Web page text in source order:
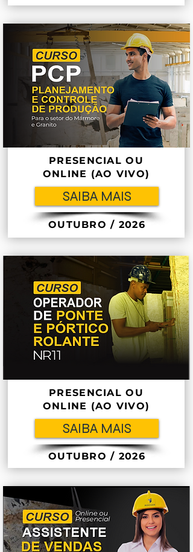
PRESENCIAL OU
ONLINE (AO VIVO)
SAIBA MAIS
OUTUBRO / 2026
PRESENCIAL OU
ONLINE (AO VIVO)
SAIBA MAIS
OUTUBRO / 2026